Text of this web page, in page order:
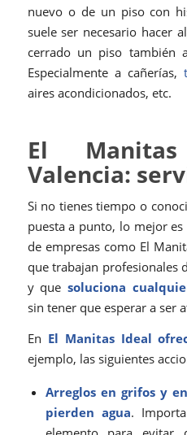
nuevo o de un piso con
suele ser necesario hacer
cerrado un piso también
Especialmente a cañerías,
aires acondicionados, etc.
El
Valencia:
Si no tienes tiempo o
puesta a punto, lo mejor
de empresas como El
que trabajan profesionales
y que soluciona
sin tener que esperar a ser
En El Manitas Ideal
ejemplo, las siguientes
Arreglos en grifos y
pierden agua.